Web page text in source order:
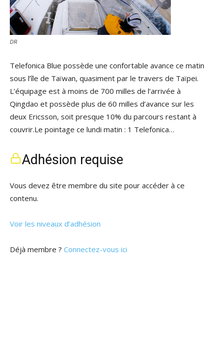
DR
Telefonica Blue possède une confortable avance ce matin
sous l’île de Taïwan, quasiment par le travers de Taïpei.
L’équipage est à moins de 700 milles de l’arrivée à
Qingdao et possède plus de 60 milles d’avance sur les
deux Ericsson, soit presque 10% du parcours restant à
couvrir.Le pointage ce lundi matin : 1 Telefonica…
Adhésion requise
Vous devez être membre du site pour accéder à ce
contenu.
Voir les niveaux d’adhésion
Déjà membre ? Connectez-vous ici